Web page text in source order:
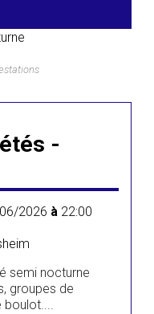
-
2026 à 22:00
semi nocturne
groupes de
boulot....